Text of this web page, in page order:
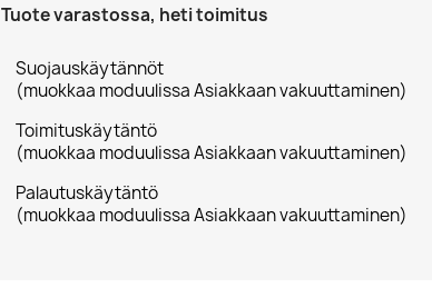
Tuote varastossa, heti toimitus
Suojauskäytännöt
(muokkaa moduulissa Asiakkaan vakuuttaminen)
Toimituskäytäntö
(muokkaa moduulissa Asiakkaan vakuuttaminen)
Palautuskäytäntö
(muokkaa moduulissa Asiakkaan vakuuttaminen)